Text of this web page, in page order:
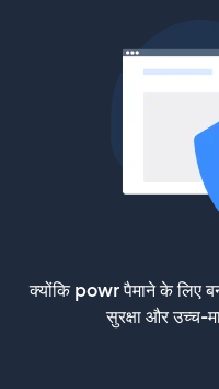
क्योंकि powr पैमाने के लिए
सुरक्षा और उच्च-